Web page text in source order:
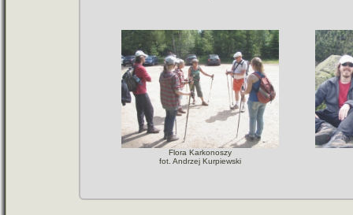
Flora Karkonoszy
fot. Andrzej Kurpiewski